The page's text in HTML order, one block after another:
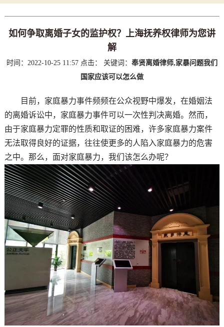
如何争取离婚子女的监护权？上海抚养权律师为您讲
解
时间：2022-10-25 11:57 点击： 关键词： 奉贤离婚律师,家暴问题我们
国家应该可以怎么做
目前，家庭暴力事件频频在公众视野中爆发，在婚姻法
的离婚诉讼中，家庭暴力事件可以一次性判决离婚。然而，
由于家庭暴力定罪的性质和取证的困难，许多家庭暴力案件
无法取得良好的证据，往往使更多的人陷入家庭暴力的危害
之中。那么，面对家庭暴力，我们该怎么办呢？